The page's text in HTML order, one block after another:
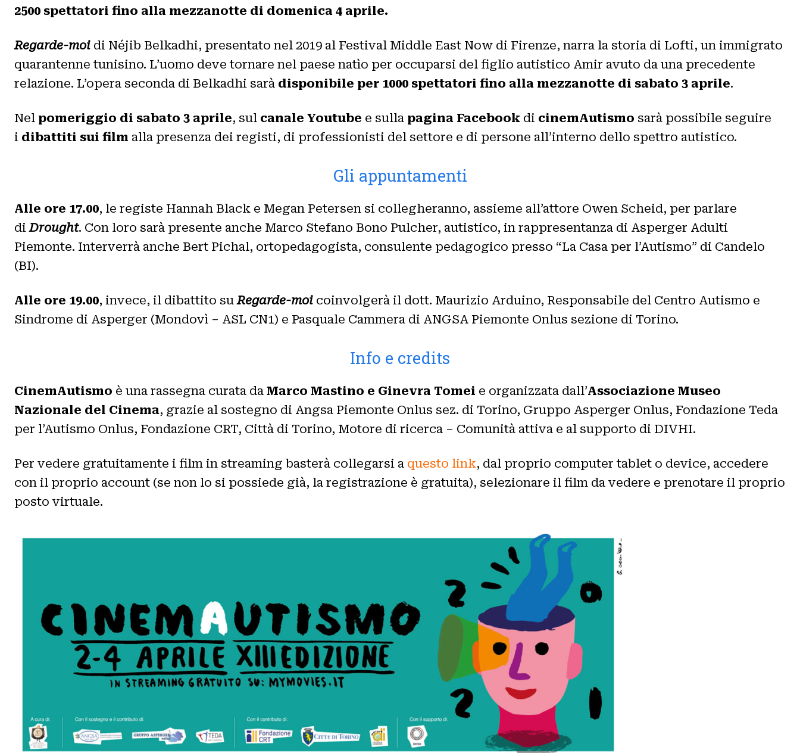
2500 spettatori fino alla mezzanotte di domenica 4 aprile.
Regarde-moi di Néjib Belkadhi, presentato nel 2019 al Festival Middle East Now di Firenze, narra la storia di Lofti, un immigrato
quarantenne tunisino. L’uomo deve tornare nel paese natìo per occuparsi del figlio autistico Amir avuto da una precedente
relazione. L’opera seconda di Belkadhi sarà disponibile per 1000 spettatori fino alla mezzanotte di sabato 3 aprile.
Nel pomeriggio di sabato 3 aprile, sul canale Youtube e sulla pagina Facebook di cinemAutismo sarà possibile seguire
i dibattiti sui film alla presenza dei registi, di professionisti del settore e di persone all’interno dello spettro autistico.
Gli appuntamenti
Alle ore 17.00, le registe Hannah Black e Megan Petersen si collegheranno, assieme all’attore Owen Scheid, per parlare
diDrought. Con loro sarà presente anche Marco Stefano Bono Pulcher, autistico, in rappresentanza di Asperger Adulti
Piemonte. Interverrà anche Bert Pichal, ortopedagogista, consulente pedagogico presso “La Casa per l’Autismo” di Candelo
(BI).
Alle ore 19.00, invece, il dibattito suRegarde-moi coinvolgerà il dott. Maurizio Arduino, Responsabile del Centro Autismo e
Sindrome di Asperger (Mondovì – ASL CN1) e Pasquale Cammera di ANGSA Piemonte Onlus sezione di Torino.
Info e credits
CinemAutismo è una rassegna curata da Marco Mastino e Ginevra Tomei e organizzata dall’Associazione Museo
Nazionale del Cinema, grazie al sostegno di Angsa Piemonte Onlus sez. di Torino, Gruppo Asperger Onlus, Fondazione Teda
per l’Autismo Onlus, Fondazione CRT, Città di Torino, Motore di ricerca – Comunità attiva e al supporto di DIVHI.
Per vedere gratuitamente i film in streaming basterà collegarsi a questo link, dal proprio computer tablet o device, accedere
con il proprio account (se non lo si possiede già, la registrazione è gratuita), selezionare il film da vedere e prenotare il proprio
posto virtuale.